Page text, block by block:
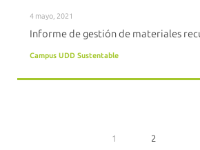
4 mayo, 2021
Informe de gestión de materiales
Campus UDD Sustentable
1 2